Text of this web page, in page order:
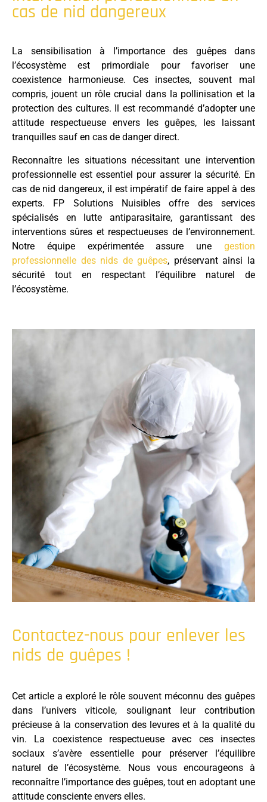
cas de nid dangereux
La sensibilisation à l’importance des guêpes dans
l’écosystème est primordiale pour favoriser une
coexistence harmonieuse. Ces insectes, souvent mal
compris, jouent un rôle crucial dans la pollinisation et la
protection des cultures. Il est recommandé d’adopter une
attitude respectueuse envers les guêpes, les laissant
tranquilles sauf en cas de danger direct.
Reconnaître les situations nécessitant une intervention
professionnelle est essentiel pour assurer la sécurité. En
cas de nid dangereux, il est impératif de faire appel à des
experts. FP Solutions Nuisibles offre des services
spécialisés en lutte antiparasitaire, garantissant des
interventions sûres et respectueuses de l’environnement.
Notre équipe expérimentée assure une gestion
professionnelle des nids de guêpes, préservant ainsi la
sécurité tout en respectant l’équilibre naturel de
l’écosystème.
Contactez-nous pour enlever les
nids de guêpes !
Cet article a exploré le rôle souvent méconnu des guêpes
dans l’univers viticole, soulignant leur contribution
précieuse à la conservation des levures et à la qualité du
vin. La coexistence respectueuse avec ces insectes
sociaux s’avère essentielle pour préserver l’équilibre
naturel de l’écosystème. Nous vous encourageons à
reconnaître l’importance des guêpes, tout en adoptant une
attitude consciente envers elles.